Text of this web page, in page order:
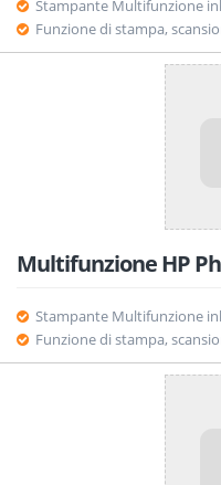
Stampante Multifunzione
Funzione di stampa,
Multifunzione HP
Stampante Multifunzione
Funzione di stampa,